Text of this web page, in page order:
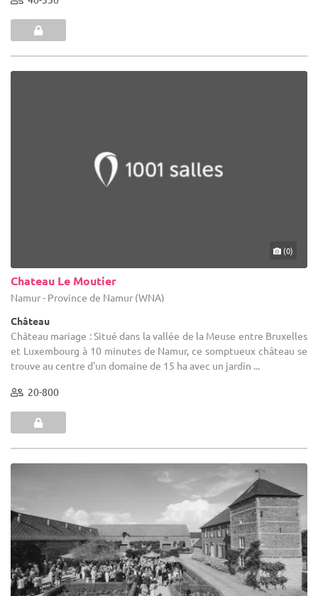
(0)
Chateau Le Moutier
Namur - Province de Namur (WNA)
Château
Château mariage : Situé dans la vallée de la Meuse entre Bruxelles
et Luxembourg à 10 minutes de Namur, ce somptueux château se
trouve au centre d'un domaine de 15 ha avec un jardin ...
20-800